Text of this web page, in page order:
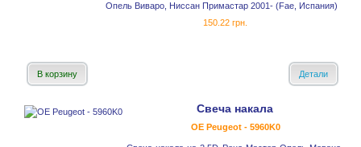
Опель Виваро, Ниссан Примастар 2001- (Fae, Испания)
150.22 грн.
В корзину Детали
Свеча накала
OE Peugeot - 5960K0